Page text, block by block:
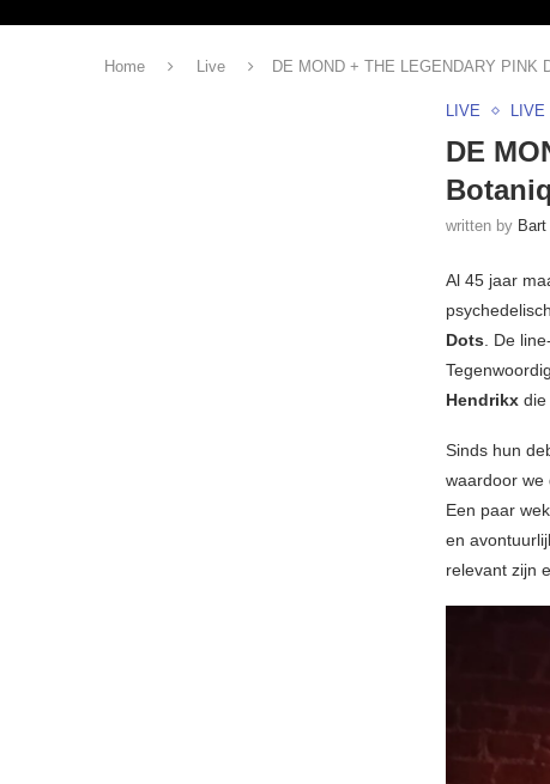
Home Live DE MOND + THE LEGENDARY PINK
LIVE LIVE
DE
written by
Al 45 jaar
Dots. De
Hendrikx die
Sinds hun
waardoor we
Een paar
en
relevant zijn